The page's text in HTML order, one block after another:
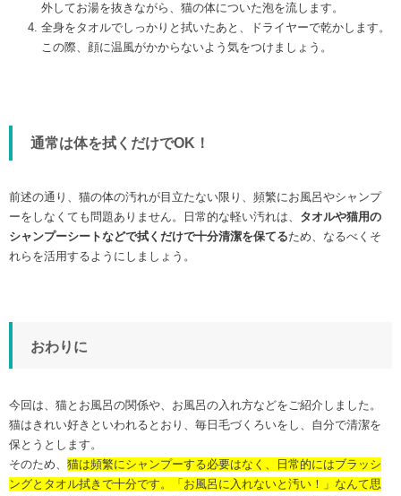
外してお湯を抜きながら、猫の体についた泡を流します。
全身をタオルでしっかりと拭いたあと、ドライヤーで乾かします。
この際、顔に温風がかからないよう気をつけましょう。
通常は体を拭くだけでOK！
前述の通り、猫の体の汚れが目立たない限り、頻繁にお風呂やシャンプ
ーをしなくても問題ありません。日常的な軽い汚れは、 タオルや猫用の
シャンプーシートなどで拭くだけで十分清潔を保てるため、なるべくそ
れらを活用するようにしましょう。
おわりに
今回は、猫とお風呂の関係や、お風呂の入れ方などをご紹介しました。
猫はきれい好きといわれるとおり、毎日毛づくろいをし、自分で清潔を
保とうとします。
そのため、 猫は頻繁にシャンプーする必要はなく、日常的にはブラッシ
ングとタオル拭きで十分です。「お風呂に入れないと汚い！」なんて思